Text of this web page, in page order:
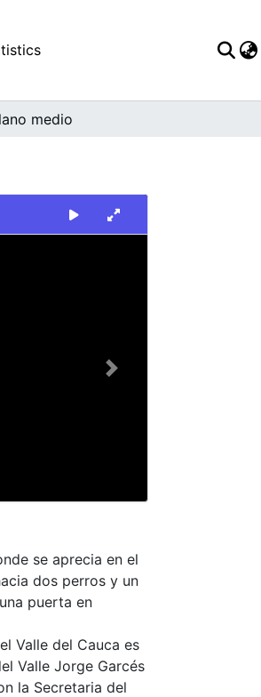
medio
Next
se aprecia en el
dos perros y un
puerta en
Valle del Cauca es
Valle Jorge Garcés
la Secretaria del